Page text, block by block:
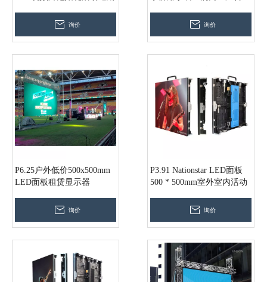
询价 询价
P6.25户外低价500x500mm
LED面板租赁显示器
询价
P3.91 Nationstar LED面板
500 * 500mm室外室内活动
询价